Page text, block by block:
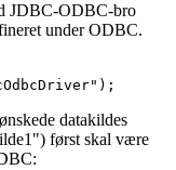
JDBC-ODBC-bro
under ODBC.
datakildes
først skal være